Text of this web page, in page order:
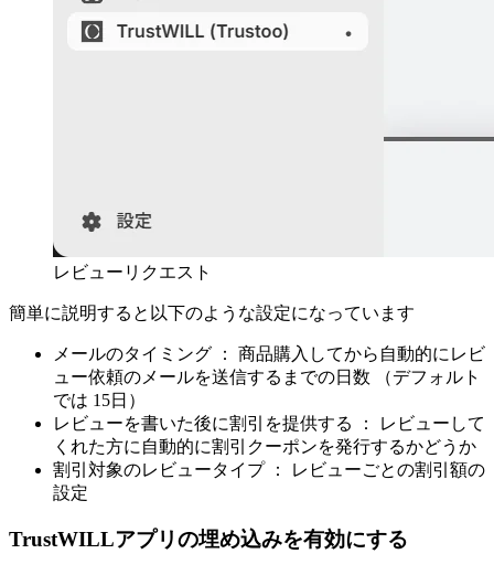
レビューリクエスト
簡単に説明すると以下のような設定になっています
メールのタイミング ： 商品購入してから自動的にレビ
ュー依頼のメールを送信するまでの日数 （デフォルト
では 15日）
レビューを書いた後に割引を提供する ： レビューして
くれた方に自動的に割引クーポンを発行するかどうか
割引対象のレビュータイプ ： レビューごとの割引額の
設定
TrustWILLアプリの埋め込みを有効にする